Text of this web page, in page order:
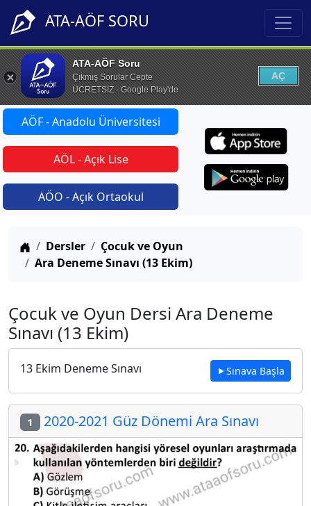
ATA-AÖF SORU
ATA-AÖF Soru
Çıkmış Sorular Cepte
ÜCRETSİZ - Google Play'de
AÇ
AÖF - Anadolu Üniversitesi
AÖL - Açık Lise
AÖO - Açık Ortaokul
Anasayfa
Dersler
Çocuk ve Oyun
Ara Deneme Sınavı (13 Ekim)
Çocuk ve Oyun Dersi Ara Deneme
Sınavı (13 Ekim)
13 Ekim Deneme Sınavı Sınava Başla
1 2020-2021 Güz Dönemi Ara Sınavı